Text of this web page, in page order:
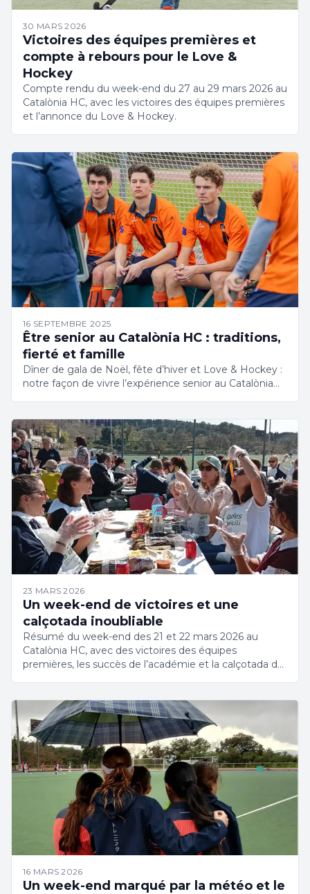
30 MARS 2026
Victoires des équipes premières et
compte à rebours pour le Love &
Hockey
Compte rendu du week-end du 27 au 29 mars 2026 au
Catalònia HC, avec les victoires des équipes premières
et l’annonce du Love & Hockey.
16 SEPTEMBRE 2025
Être senior au Catalònia HC : traditions,
fierté et famille
Dîner de gala de Noël, fête d’hiver et Love & Hockey :
notre façon de vivre l’expérience senior au Catalònia
23 MARS 2026
Un week-end de victoires et une
calçotada inoubliable
Résumé du week-end des 21 et 22 mars 2026 au
Catalònia HC, avec des victoires des équipes
premières, les succès de l’académie et la calçotada du
16 MARS 2026
Un week-end marqué par la météo et le